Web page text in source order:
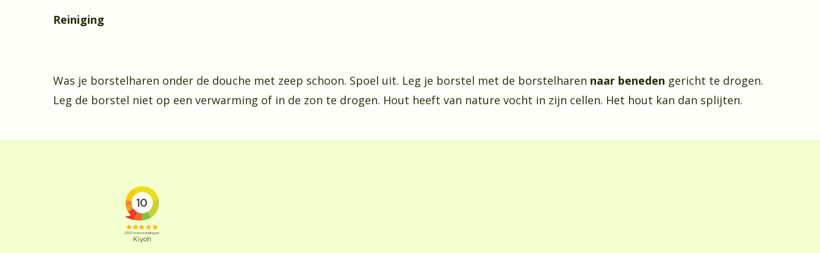
Reiniging
Was je borstelharen onder de douche met zeep schoon. Spoel uit. Leg je borstel met de borstelharen naar beneden gericht te drogen.
Leg de borstel niet op een verwarming of in de zon te drogen. Hout heeft van nature vocht in zijn cellen. Het hout kan dan splijten.